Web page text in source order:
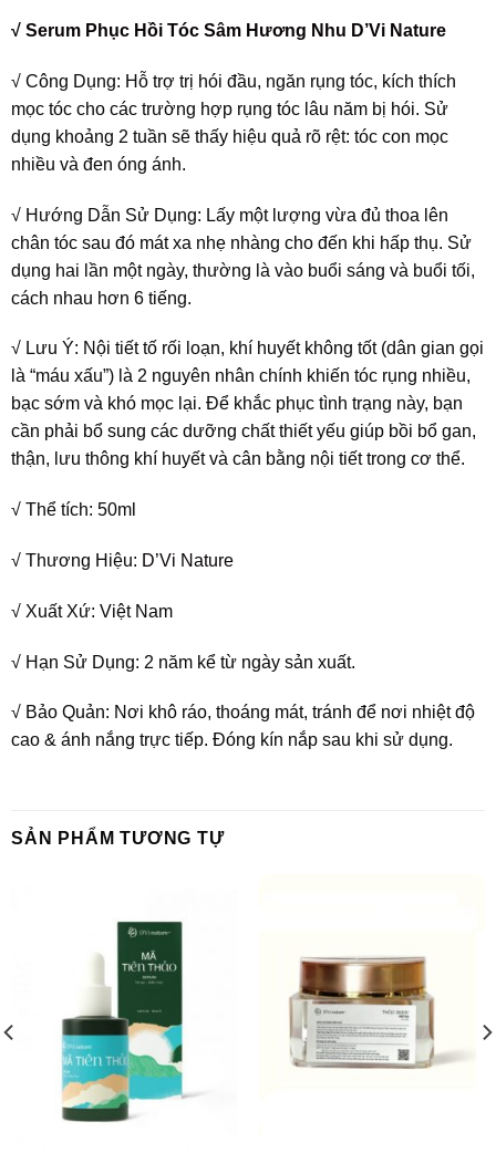
√ Serum Phục Hồi Tóc Sâm Hương Nhu D’Vi Nature
√ Công Dụng: Hỗ trợ trị hói đầu, ngăn rụng tóc, kích thích
mọc tóc cho các trường hợp rụng tóc lâu năm bị hói. Sử
dụng khoảng 2 tuần sẽ thấy hiệu quả rõ rệt: tóc con mọc
nhiều và đen óng ánh.
√ Hướng Dẫn Sử Dụng: Lấy một lượng vừa đủ thoa lên
chân tóc sau đó mát xa nhẹ nhàng cho đến khi hấp thụ. Sử
dụng hai lần một ngày, thường là vào buổi sáng và buổi tối,
cách nhau hơn 6 tiếng.
√ Lưu Ý: Nội tiết tố rối loạn, khí huyết không tốt (dân gian gọi
là “máu xấu”) là 2 nguyên nhân chính khiến tóc rụng nhiều,
bạc sớm và khó mọc lại. Để khắc phục tình trạng này, bạn
cần phải bổ sung các dưỡng chất thiết yếu giúp bồi bổ gan,
thận, lưu thông khí huyết và cân bằng nội tiết trong cơ thể.
√ Thể tích: 50ml
√ Thương Hiệu: D’Vi Nature
√ Xuất Xứ: Việt Nam
√ Hạn Sử Dụng: 2 năm kể từ ngày sản xuất.
√ Bảo Quản: Nơi khô ráo, thoáng mát, tránh để nơi nhiệt độ
cao & ánh nắng trực tiếp. Đóng kín nắp sau khi sử dụng.
SẢN PHẨM TƯƠNG TỰ